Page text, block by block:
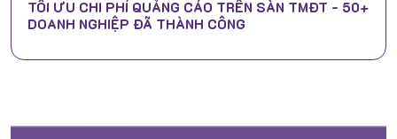
TỐI ƯU CHI PHÍ QUẢNG CÁO TRÊN SÀN TMĐT - 50+
DOANH NGHIỆP ĐÃ THÀNH CÔNG